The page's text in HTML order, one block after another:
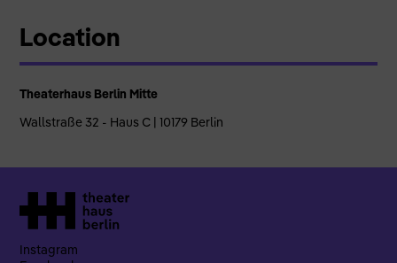
Location
Theaterhaus Berlin Mitte
Wallstraße 32 - Haus C | 10179 Berlin
Instagram